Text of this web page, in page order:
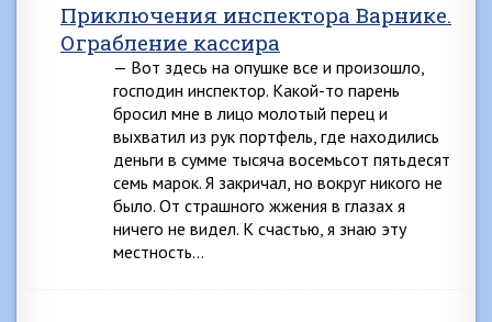
Приключения инспектора Варнике.
Ограбление кассира
— Вот здесь на опушке все и произошло,
господин инспектор. Какой-то парень
бросил мне в лицо молотый перец и
выхватил из рук портфель, где находились
деньги в сумме тысяча восемьсот пятьдесят
семь марок. Я закричал, но вокруг никого не
было. От страшного жжения в глазах я
ничего не видел. К счастью, я знаю эту
местность…